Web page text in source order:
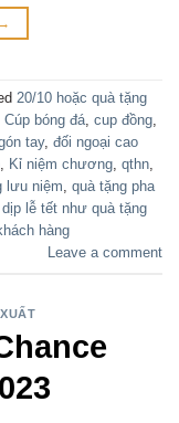
→
20/10 hoặc quà tặng
Cúp bóng đá, cup đồng,
tay, đối ngoại cao
, Kỉ niệm chương, qthn,
lưu niệm, quà tặng pha
lễ tết như quà tặng
hàng
Leave a comment